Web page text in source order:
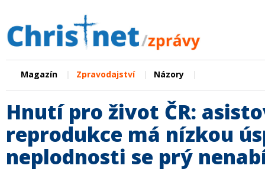
Magazín Zpravodajství Názory
Hnutí pro život ČR:
reprodukce má nízkou
neplodnosti se prý